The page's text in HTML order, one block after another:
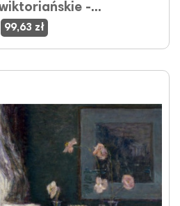
-...
99,63 zł